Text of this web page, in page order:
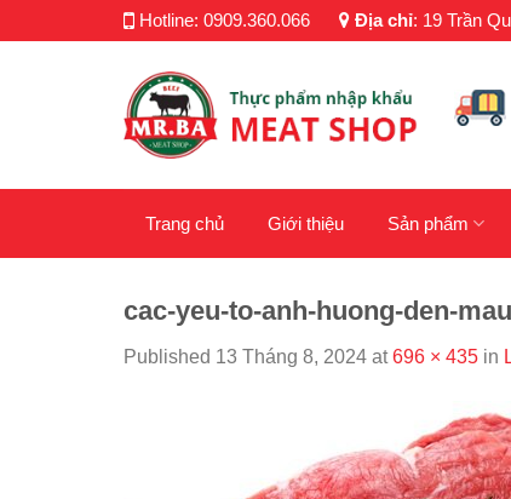
to
Hotline: 0909.360.066 Địa chỉ: 19 Trần
Trang chủ Giới thiệu Sản phẩm
cac-yeu-to-anh-huong-den-
Published 13 Tháng 8, 2024 at696 × 435 in